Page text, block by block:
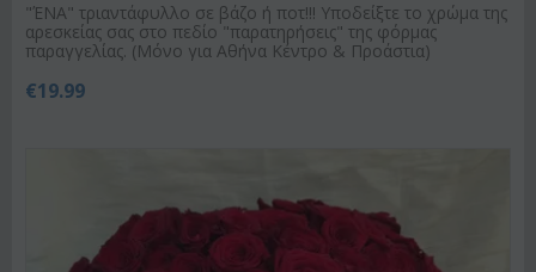
"ΈΝΑ" τριαντάφυλλο σε βάζο ή ποτ!!! Υποδείξτε το χρώμα της
αρεσκείας σας στο πεδίο "παρατηρήσεις" της φόρμας
παραγγελίας. (Μόνο για Αθήνα Κέντρο & Προάστια)
€19.99